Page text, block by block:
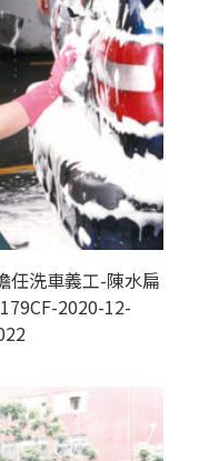
任洗車義工-陳水扁
2020-12-